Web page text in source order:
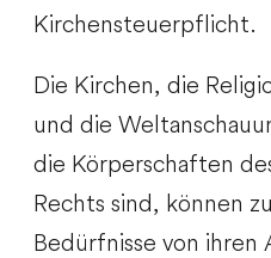
Kirchensteuerpflicht.
Die Kirchen, die
und die
die Körperschaften
Rechts sind, können
Bedürfnisse von ihren